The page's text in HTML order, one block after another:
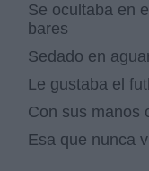
Se ocultaba en
bares
Sedado en
Le gustaba el
Con sus manos
Esa que nunca